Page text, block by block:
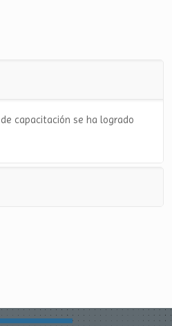
capacitación se ha logrado